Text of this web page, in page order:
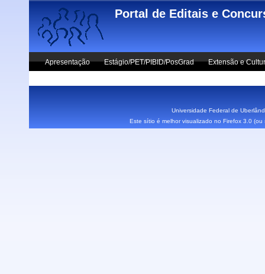
Skip to main content
Portal de Editais e
Apresentação Estágio/PET/PIBID/PosGrad Extensão e
Universidade Federal de
Este sítio é melhor visualizado no Firefox 3.0